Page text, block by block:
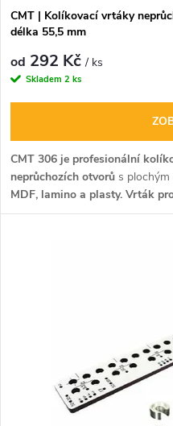
CMT | Kolíkovací vrtáky
délka 55,5 mm
od 292 Kč/ ks
Skladem 2 ks
CMT 306 je profesionální
neprůchozích otvorů s
MDF, lamino a plasty. Vrták